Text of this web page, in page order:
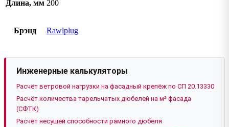
Длина, мм 200
Брэнд Rawlplug
Инженерные калькуляторы
Расчёт ветровой нагрузки на фасадный крепёж по СП 20.13330
Расчёт количества тарельчатых дюбелей на м² фасада
(СФТК)
Расчёт несущей способности рамного дюбеля